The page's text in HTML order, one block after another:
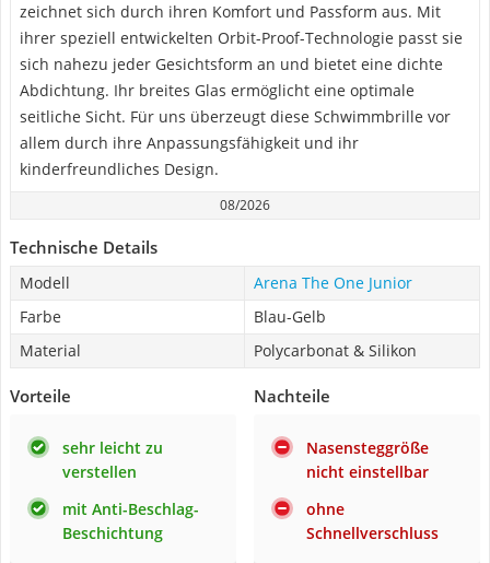
zeichnet sich durch ihren Komfort und Passform aus. Mit
ihrer speziell entwickelten Orbit-Proof-Technologie passt sie
sich nahezu jeder Gesichtsform an und bietet eine dichte
Abdichtung. Ihr breites Glas ermöglicht eine optimale
seitliche Sicht. Für uns überzeugt diese Schwimmbrille vor
allem durch ihre Anpassungsfähigkeit und ihr
kinderfreundliches Design.
08/2026
Technische Details
Modell
Arena The One Junior
Farbe
Blau-Gelb
Material
Polycarbonat & Silikon
Vorteile
sehr leicht zu
verstellen
mit Anti-Beschlag-
Beschichtung
Nachteile
Nasensteggröße
nicht einstellbar
ohne
Schnellverschluss